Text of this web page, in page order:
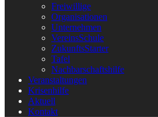
Freiwillige
Organisationen
Unternehmen
VereinsSchule
ZukunftsStarter
Tafel
Nachbarschaftshilfe
Veranstaltungen
Krisenhilfe
Aktuell
Kontakt